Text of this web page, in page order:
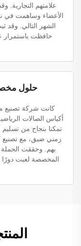
علامتهم التجارية.
الشهر التالي. وقد
حافظت باستمرار
حلول
كانت شركة تصنيع
أكياس الصالات
زمني ضيق، مع تصنيع
بهم. وحققت الحملة
المخصصة لعبت دورًا